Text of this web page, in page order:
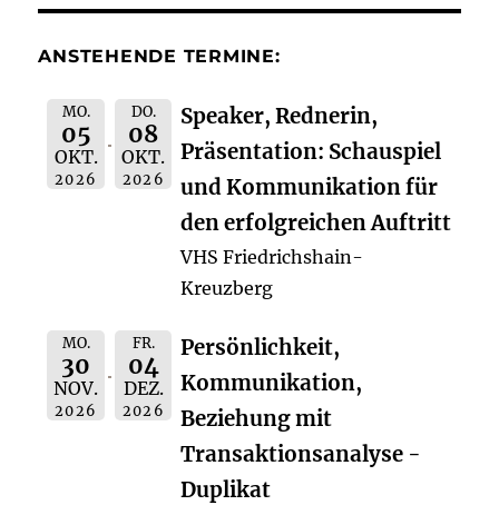
ANSTEHENDE TERMINE:
MO.
05
OKT.
2026
DO.
08
OKT.
2026
Speaker, Rednerin,
Präsentation: Schauspiel
und Kommunikation für
den erfolgreichen Auftritt
VHS Friedrichshain-
Kreuzberg
MO.
30
NOV.
2026
FR.
04
DEZ.
2026
Persönlichkeit,
Kommunikation,
Beziehung mit
Transaktionsanalyse -
Duplikat